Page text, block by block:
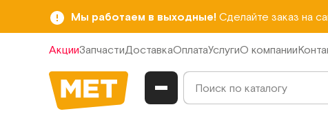
Мы работаем в выходные! Сделайте заказ на
АкцииЗапчастиДоставкаОплатаУслугиО компании